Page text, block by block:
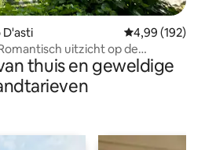
D'asti Gemiddelde
4,99 (192)
uitzicht op de
thuis en geweldige